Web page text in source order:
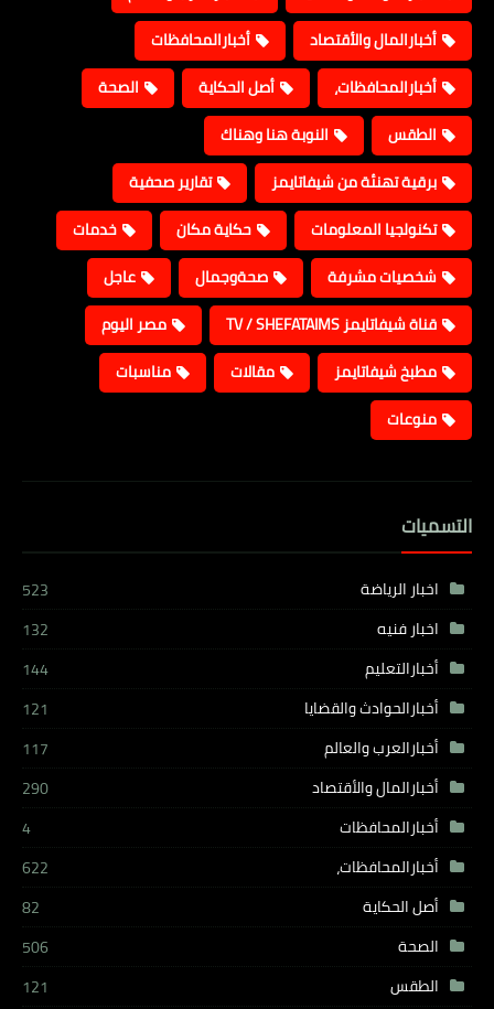
أخبارالمال والأقتصاد
أخبارالمحافظات
أخبارالمحافظات،
أصل الحكاية
الصحة
الطقس
النوبة هنا وهناك
برقية تهنئة من شيفاتايمز
تقارير صحفية
تكنولجيا المعلومات
حكاية مكان
خدمات
شخصيات مشرفة
صحةوجمال
عاجل
قناة شيفاتايمز TV / SHEFATAIMS
مصر اليوم
مطبخ شيفاتايمز
مقالات
مناسبات
منوعات
التسميات
اخبار الرياضة
523
اخبار فنيه
132
أخبارالتعليم
144
أخبارالحوادث والقضايا
121
أخبارالعرب والعالم
117
أخبارالمال والأقتصاد
290
أخبارالمحافظات
4
أخبارالمحافظات،
622
أصل الحكاية
82
الصحة
506
الطقس
121